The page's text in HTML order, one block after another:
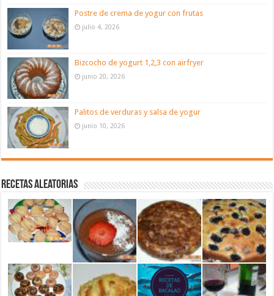
Postre de crema de yogur con frutas
julio 4, 2026
Bizcocho de yogurt 1,2,3 con airfryer
junio 20, 2026
Palitos de verduras y salsa de yogur
junio 10, 2026
Recetas aleatorias